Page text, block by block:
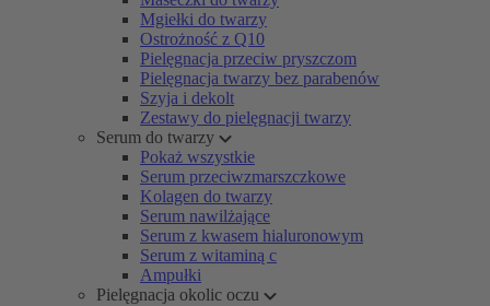
Mgiełki do twarzy
Ostrożność z Q10
Pielęgnacja przeciw pryszczom
Pielęgnacja twarzy bez parabenów
Szyja i dekolt
Zestawy do pielęgnacji twarzy
Serum do twarzy
Pokaż wszystkie
Serum przeciwzmarszczkowe
Kolagen do twarzy
Serum nawilżające
Serum z kwasem hialuronowym
Serum z witaminą c
Ampułki
Pielęgnacja okolic oczu